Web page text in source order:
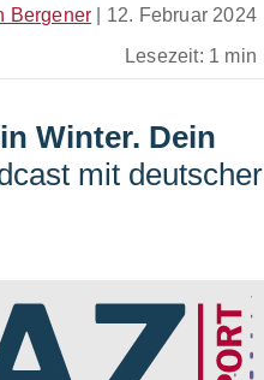
Bergener
12. Februar 2024
Lesezeit: 1 min
Winter. Dein
mit deutscher